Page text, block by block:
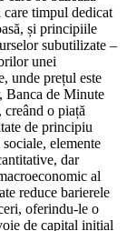
timpul dedicat
și principiile
subutilizate –
unei
unde prețul este
Banca de Minute
o piață
de principiu
elemente
dar
al
reduce barierele
oferindu-le o
de capital inițial